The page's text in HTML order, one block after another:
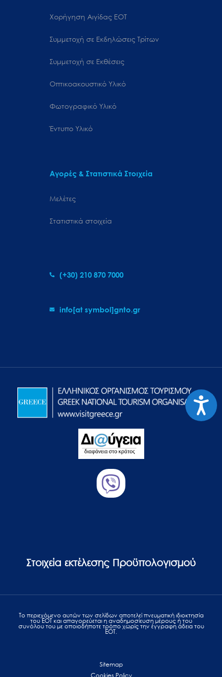
Χορήγηση Αιγίδας ΕΟΤ
Συμμετοχή σε Εκδηλώσεις Τρίτων
Συμμετοχή σε Εκθέσεις
Οπτικοακουστικό Υλικό
Φωτογραφικό Υλικό
Έντυπο Υλικό
Αγορές & Στατιστικά Στοιχεία
Μελέτες
Στατιστικά στοιχεία
(+30) 210 870 7000
info[at symbol]gnto.gr
Στοιχεία εκτέλεσης Προϋπολογισμού
Το περιεχόμενο αυτών των σελίδων αποτελεί πvευματική ιδιοκτησία
του ΕΟΤ και απαγορεύεται η αναδημοσίευση μέρους ή του
συνόλου του με οποιοδήποτε τρόπο χωρίς την έγγραφη άδεια του
ΕΟΤ.
Sitemap